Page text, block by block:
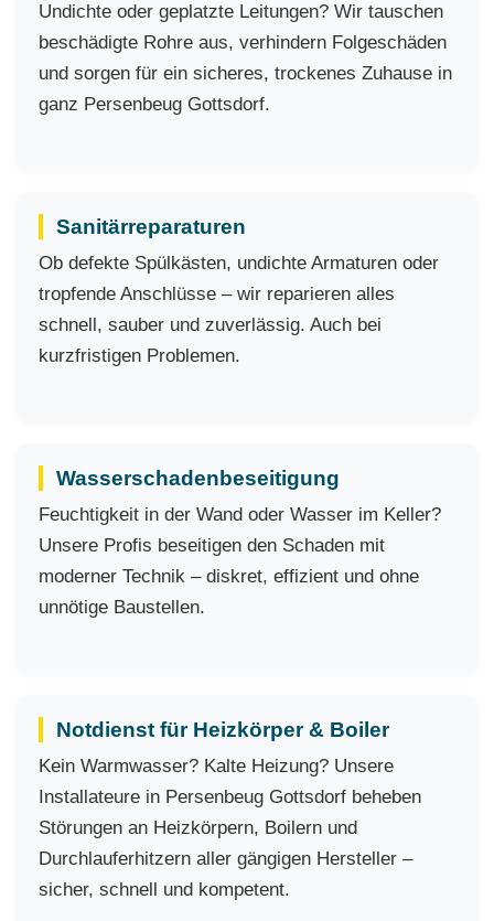
Undichte oder geplatzte Leitungen? Wir tauschen
beschädigte Rohre aus, verhindern Folgeschäden
und sorgen für ein sicheres, trockenes Zuhause in
ganz Persenbeug Gottsdorf.
Sanitärreparaturen
Ob defekte Spülkästen, undichte Armaturen oder
tropfende Anschlüsse – wir reparieren alles
schnell, sauber und zuverlässig. Auch bei
kurzfristigen Problemen.
Wasserschadenbeseitigung
Feuchtigkeit in der Wand oder Wasser im Keller?
Unsere Profis beseitigen den Schaden mit
moderner Technik – diskret, effizient und ohne
unnötige Baustellen.
Notdienst für Heizkörper & Boiler
Kein Warmwasser? Kalte Heizung? Unsere
Installateure in Persenbeug Gottsdorf beheben
Störungen an Heizkörpern, Boilern und
Durchlauferhitzern aller gängigen Hersteller –
sicher, schnell und kompetent.